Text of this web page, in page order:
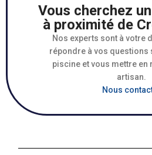
Vous cherchez
à proximité de
Nos experts sont à votre
répondre à vos questions
piscine et vous mettre en
artisan.
Nous